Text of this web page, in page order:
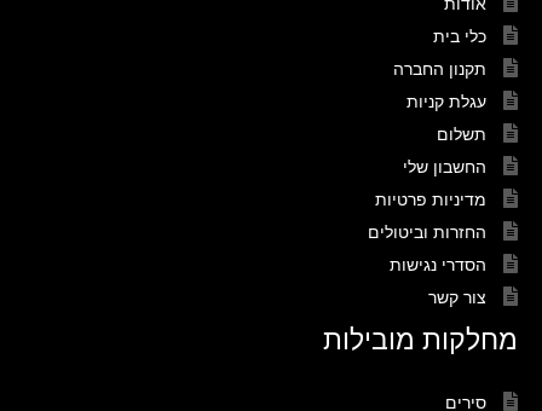
כלי בית
תקנון החברה
עגלת קניות
תשלום
החשבון שלי
מדיניות פרטיות
החזרות וביטולים
הסדרי נגישות
צור קשר
מחלקות מובילות
סירים